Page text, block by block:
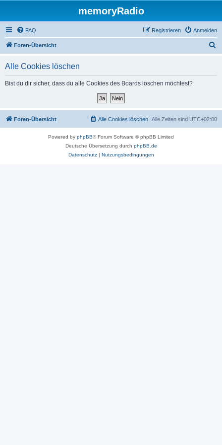
memoryRadio
FAQ Anmelden
Registrieren
Foren-Übersicht
Alle Cookies löschen
Bist du dir sicher, dass du alle Cookies des Boards löschen möchtest?
Foren-Übersicht Alle Zeiten sind UTC+02:00
Alle Cookies löschen
Powered by phpBB® Forum Software © phpBB Limited
Deutsche Übersetzung durch phpBB.de
Datenschutz| Nutzungsbedingungen